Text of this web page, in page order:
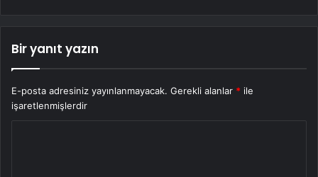
Bir yanıt yazın
E-posta adresiniz yayınlanmayacak. Gerekli alanlar * ile
işaretlenmişlerdir